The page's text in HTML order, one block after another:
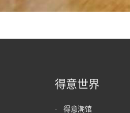
得意世界
· 得意潮馆